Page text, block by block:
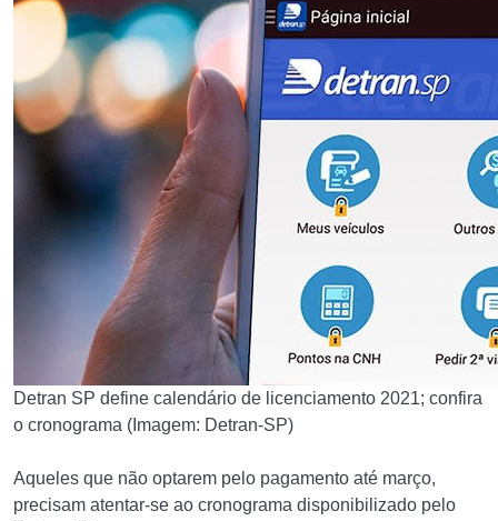
Detran SP define calendário de licenciamento 2021; confira
o cronograma (Imagem: Detran-SP)
Aqueles que não optarem pelo pagamento até março,
precisam atentar-se ao cronograma disponibilizado pelo